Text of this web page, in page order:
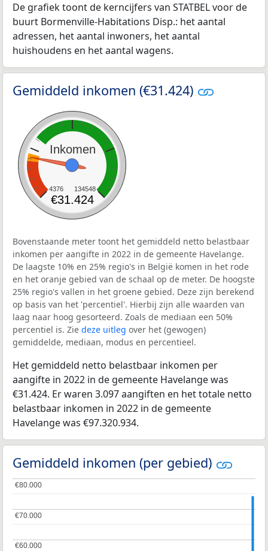
De grafiek toont de kerncijfers van STATBEL voor de
buurt Bormenville-Habitations Disp.: het aantal
adressen, het aantal inwoners, het aantal
huishoudens en het aantal wagens.
Gemiddeld inkomen (€31.424)
Inkomen
4376 134548
€31.424
Bovenstaande meter toont het gemiddeld netto belastbaar
inkomen per aangifte in 2022 in de gemeente Havelange.
De laagste 10% en 25% regio's in België komen in het rode
en het oranje gebied van de schaal op de meter. De hoogste
25% regio's vallen in het groene gebied. Deze zijn berekend
op basis van het 'percentiel'. Hierbij zijn alle waarden van
laag naar hoog gesorteerd. Zoals de mediaan een 50%
percentiel is. Zie deze uitleg over het (gewogen)
gemiddelde, mediaan, modus en percentieel.
Het gemiddeld netto belastbaar inkomen per
aangifte in 2022 in de gemeente Havelange was
€31.424. Er waren 3.097 aangiften en het totale netto
belastbaar inkomen in 2022 in de gemeente
Havelange was €97.320.934.
Gemiddeld inkomen (per gebied)
€60.000
€60.000
€70.000
€70.000
€80.000
€80.000